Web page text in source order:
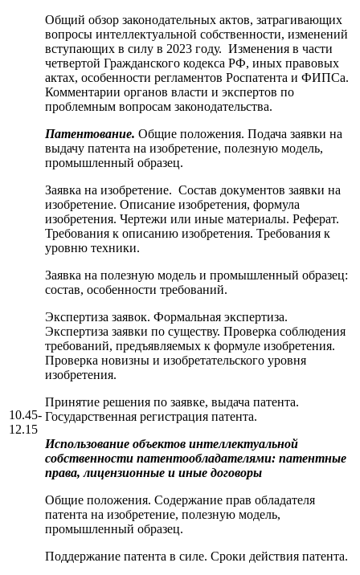
10.45-
12.15
Общий обзор законодательных актов, затрагивающих
вопросы интеллектуальной собственности, изменений
вступающих в силу в 2023 году. Изменения в части
четвертой Гражданского кодекса РФ, иных правовых
актах, особенности регламентов Роспатента и ФИПСа.
Комментарии органов власти и экспертов по
проблемным вопросам законодательства.
Патентование. Общие положения. Подача заявки на
выдачу патента на изобретение, полезную модель,
промышленный образец.
Заявка на изобретение. Состав документов заявки на
изобретение. Описание изобретения, формула
изобретения. Чертежи или иные материалы. Реферат.
Требования к описанию изобретения. Требования к
уровню техники.
Заявка на полезную модель и промышленный образец:
состав, особенности требований.
Экспертиза заявок. Формальная экспертиза.
Экспертиза заявки по существу. Проверка соблюдения
требований, предъявляемых к формуле изобретения.
Проверка новизны и изобретательского уровня
изобретения.
Принятие решения по заявке, выдача патента.
Государственная регистрация патента.
Использование объектов интеллектуальной
собственности патентообладателями: патентные
права, лицензионные и иные договоры
Общие положения. Содержание прав обладателя
патента на изобретение, полезную модель,
промышленный образец.
Поддержание патента в силе. Сроки действия патента.